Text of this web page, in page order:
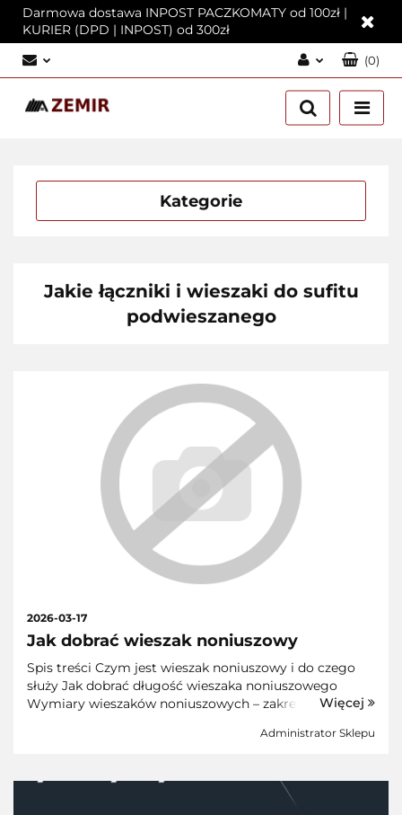
Darmowa dostawa INPOST PACZKOMATY od 100zł |
KURIER (DPD | INPOST) od 300zł
Zaloguj się
Załóż konto
Zgody cookies
(0)
Kategorie
Jakie łączniki i wieszaki do sufitu
podwieszanego
Jak dobrać wieszak noniuszowy
2026-03-17
Administrator Sklepu
Spis treści Czym jest wieszak noniuszowy i do czego
służy Jak dobrać długość wieszaka noniuszowego
Wymiary wieszaków noniuszowych – zakresy regulacji
Najczęstsze błędy przy wyborze wies...
Więcej